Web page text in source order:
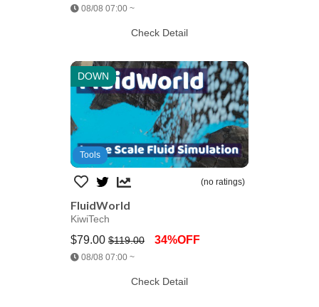
08/08 07:00 ~
Check Detail
DOWN
Jump AssetStore
Tools
(no ratings)
FluidWorld
KiwiTech
$79.00 $119.00 34%OFF
08/08 07:00 ~
Check Detail
Jump AssetStore